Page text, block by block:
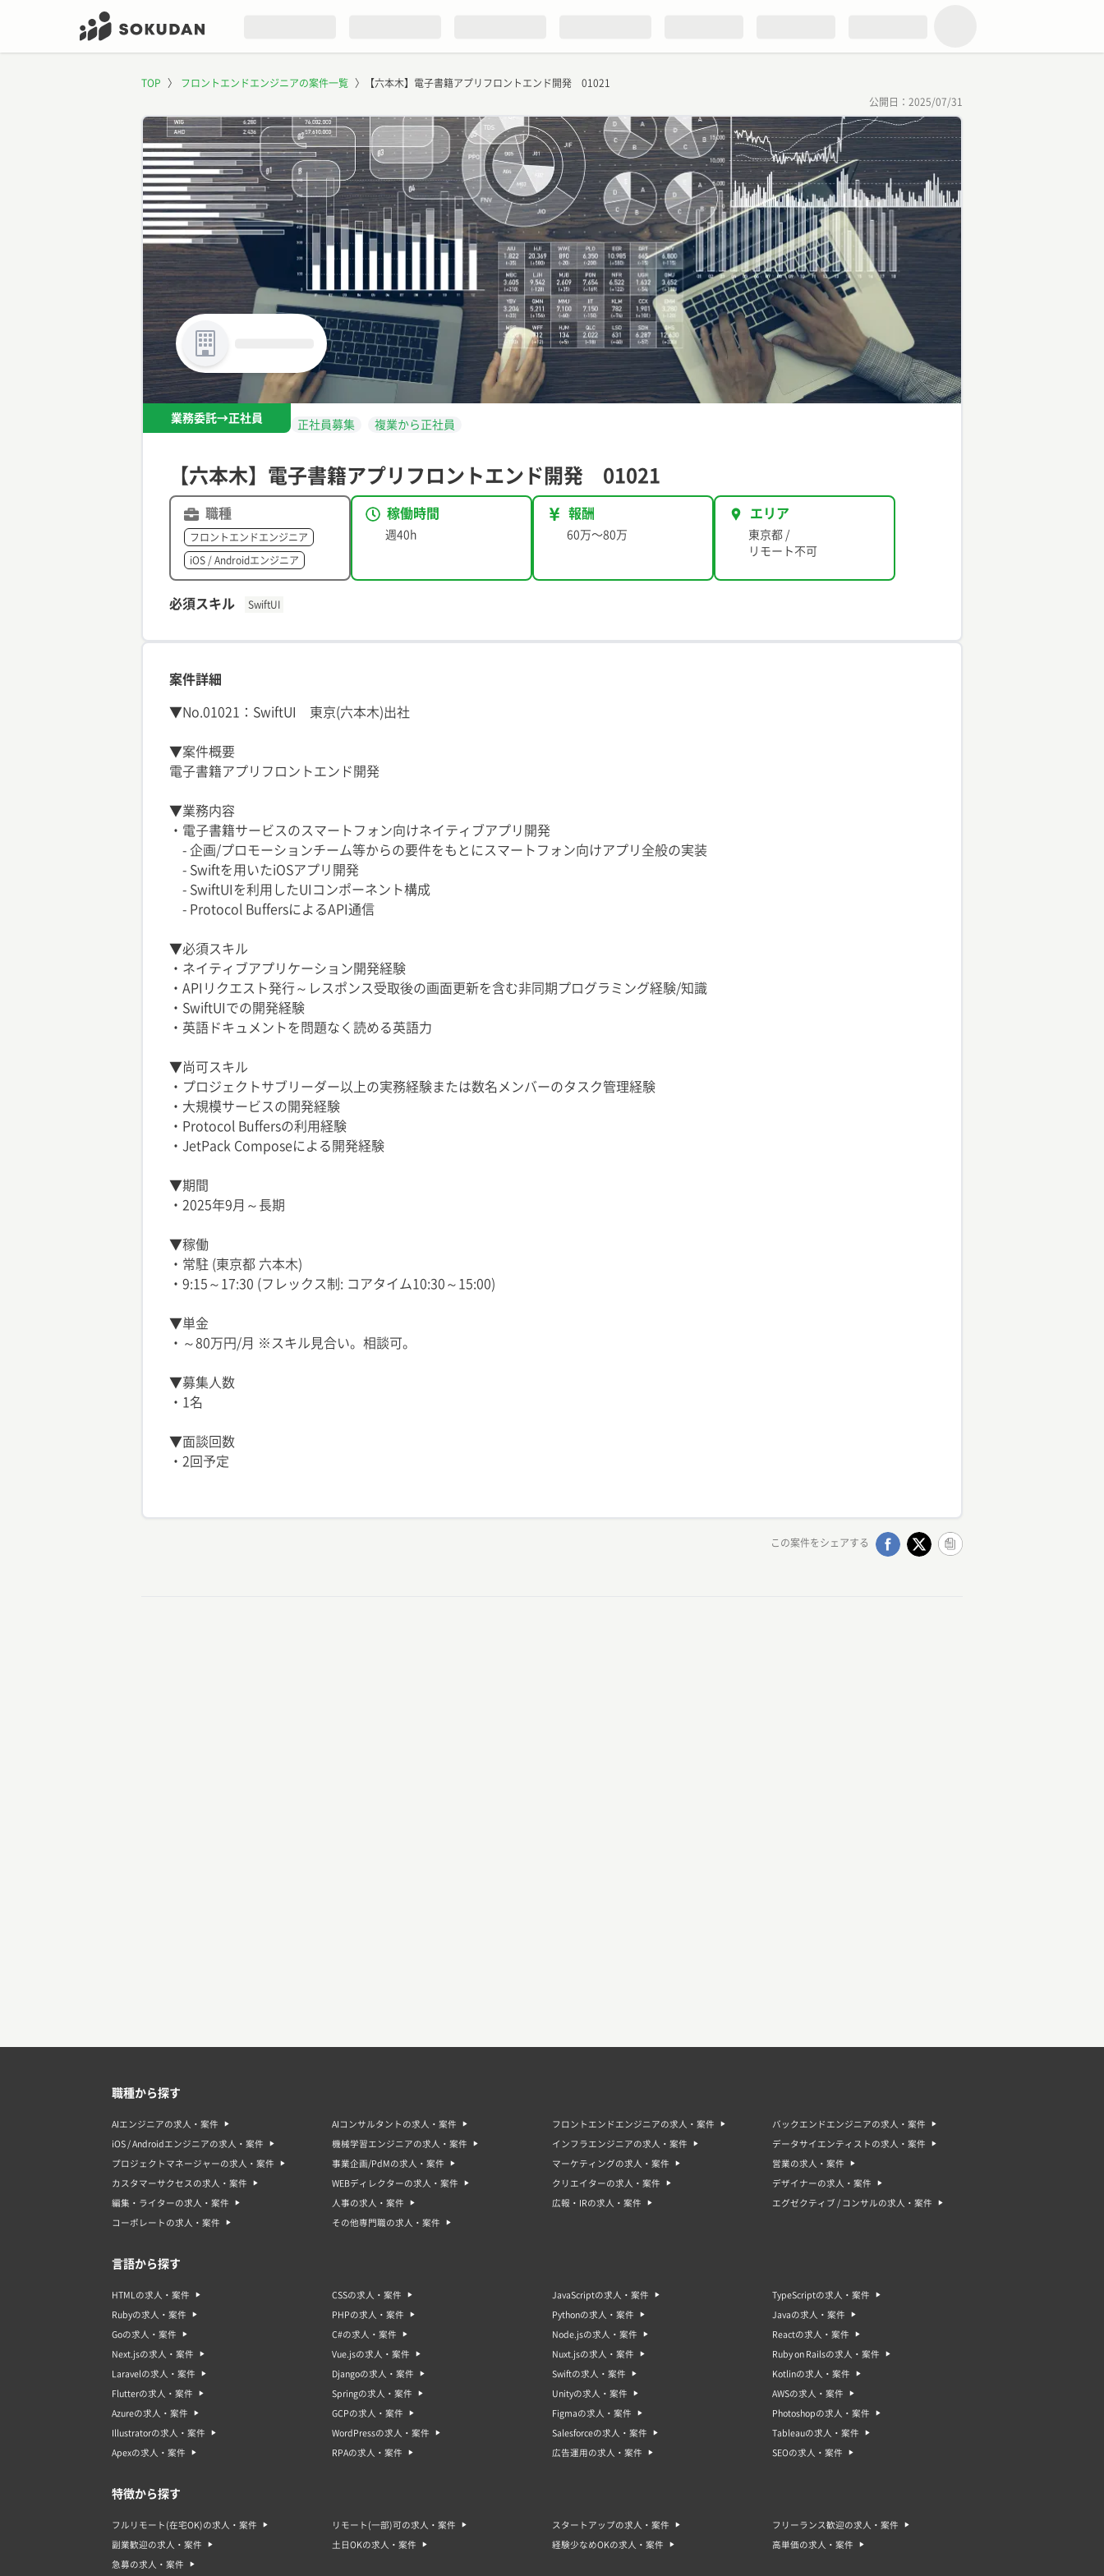
TOP 〉 フロントエンドエンジニアの案件一覧 〉
【六本木】電子書籍アプリフロントエンド開発 01021
公開日： 2025/07/31
業務委託→正社員
正社員募集 複業から正社員
【六本木】電子書籍アプリフロントエンド開発 01021
職種
フロントエンドエンジニア
iOS / Androidエンジニア
稼働時間
週40h
報酬
60万〜80万
エリア
東京都 /
リモート不可
必須スキル SwiftUI
案件詳細
▼No.01021：SwiftUI 東京(六本木)出社
▼案件概要
電子書籍アプリフロントエンド開発
▼業務内容
・電子書籍サービスのスマートフォン向けネイティブアプリ開発
- 企画/プロモーションチーム等からの要件をもとにスマートフォン向けアプリ全般の実装
- Swiftを用いたiOSアプリ開発
- SwiftUIを利用したUIコンポーネント構成
- Protocol BuffersによるAPI通信
▼必須スキル
・ネイティブアプリケーション開発経験
・APIリクエスト発行～レスポンス受取後の画面更新を含む非同期プログラミング経験/知識
・SwiftUIでの開発経験
・英語ドキュメントを問題なく読める英語力
▼尚可スキル
・プロジェクトサブリーダー以上の実務経験または数名メンバーのタスク管理経験
・大規模サービスの開発経験
・Protocol Buffersの利用経験
・JetPack Composeによる開発経験
▼期間
・2025年9月～長期
▼稼働
・常駐 (東京都 六本木)
・9:15～17:30 (フレックス制: コアタイム10:30～15:00)
▼単金
・～80万円/月 ※スキル見合い。相談可。
▼募集人数
・1名
▼面談回数
・2回予定
この案件をシェアする
職種から探す
AIエンジニアの求人・案件 AIコンサルタントの求人・案件 フロントエンドエンジニアの求人・案件 バックエンドエンジニアの求人・案件
iOS / Androidエンジニアの求人・案件 機械学習エンジニアの求人・案件 インフラエンジニアの求人・案件 データサイエンティストの求人・案件
プロジェクトマネージャーの求人・案件 事業企画/PdMの求人・案件 マーケティングの求人・案件 営業の求人・案件
カスタマーサクセスの求人・案件 WEBディレクターの求人・案件 クリエイターの求人・案件 デザイナーの求人・案件
編集・ライターの求人・案件 人事の求人・案件 広報・IRの求人・案件 エグゼクティブ / コンサルの求人・案件
コーポレートの求人・案件 その他専門職の求人・案件
言語から探す
HTMLの求人・案件 CSSの求人・案件 JavaScriptの求人・案件 TypeScriptの求人・案件
Rubyの求人・案件 PHPの求人・案件 Pythonの求人・案件 Javaの求人・案件
Goの求人・案件 C#の求人・案件 Node.jsの求人・案件 Reactの求人・案件
Next.jsの求人・案件 Vue.jsの求人・案件 Nuxt.jsの求人・案件 Ruby on Railsの求人・案件
Laravelの求人・案件 Djangoの求人・案件 Swiftの求人・案件 Kotlinの求人・案件
Flutterの求人・案件 Springの求人・案件 Unityの求人・案件 AWSの求人・案件
Azureの求人・案件 GCPの求人・案件 Figmaの求人・案件 Photoshopの求人・案件
Illustratorの求人・案件 WordPressの求人・案件 Salesforceの求人・案件 Tableauの求人・案件
Apexの求人・案件 RPAの求人・案件 広告運用の求人・案件 SEOの求人・案件
特徴から探す
フルリモート(在宅OK)の求人・案件 リモート(一部)可の求人・案件 スタートアップの求人・案件 フリーランス歓迎の求人・案件
副業歓迎の求人・案件 土日OKの求人・案件 経験少なめOKの求人・案件 高単価の求人・案件
急募の求人・案件